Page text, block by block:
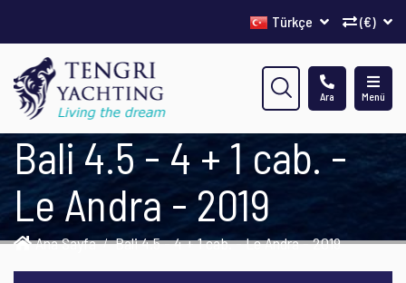
(€)
Türkçe
Menü
Ara
Bali 4.5 - 4 + 1 cab. -
Le Andra - 2019
Ana Sayfa Bali 4.5 - 4 + 1 cab. - Le Andra - 2019